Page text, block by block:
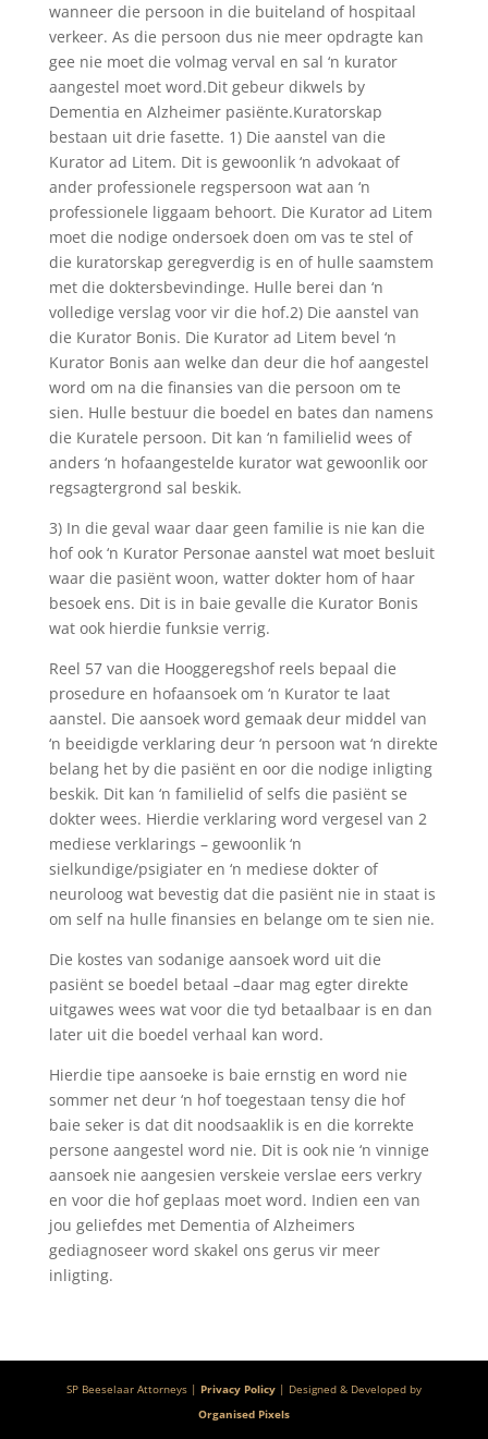
wanneer die persoon in die buiteland of hospitaal
verkeer. As die persoon dus nie meer opdragte kan
gee nie moet die volmag verval en sal ‘n kurator
aangestel moet word.Dit gebeur dikwels by
Dementia en Alzheimer pasiënte.Kuratorskap
bestaan uit drie fasette. 1) Die aanstel van die
Kurator ad Litem. Dit is gewoonlik ‘n advokaat of
ander professionele regspersoon wat aan ‘n
professionele liggaam behoort. Die Kurator ad Litem
moet die nodige ondersoek doen om vas te stel of
die kuratorskap geregverdig is en of hulle saamstem
met die doktersbevindinge. Hulle berei dan ‘n
volledige verslag voor vir die hof.2) Die aanstel van
die Kurator Bonis. Die Kurator ad Litem bevel ‘n
Kurator Bonis aan welke dan deur die hof aangestel
word om na die finansies van die persoon om te
sien. Hulle bestuur die boedel en bates dan namens
die Kuratele persoon. Dit kan ‘n familielid wees of
anders ‘n hofaangestelde kurator wat gewoonlik oor
regsagtergrond sal beskik.
3) In die geval waar daar geen familie is nie kan die
hof ook ‘n Kurator Personae aanstel wat moet besluit
waar die pasiënt woon, watter dokter hom of haar
besoek ens. Dit is in baie gevalle die Kurator Bonis
wat ook hierdie funksie verrig.
Reel 57 van die Hooggeregshof reels bepaal die
prosedure en hofaansoek om ‘n Kurator te laat
aanstel. Die aansoek word gemaak deur middel van
‘n beeidigde verklaring deur ‘n persoon wat ‘n direkte
belang het by die pasiënt en oor die nodige inligting
beskik. Dit kan ‘n familielid of selfs die pasiënt se
dokter wees. Hierdie verklaring word vergesel van 2
mediese verklarings – gewoonlik ‘n
sielkundige/psigiater en ‘n mediese dokter of
neuroloog wat bevestig dat die pasiënt nie in staat is
om self na hulle finansies en belange om te sien nie.
Die kostes van sodanige aansoek word uit die
pasiënt se boedel betaal –daar mag egter direkte
uitgawes wees wat voor die tyd betaalbaar is en dan
later uit die boedel verhaal kan word.
Hierdie tipe aansoeke is baie ernstig en word nie
sommer net deur ‘n hof toegestaan tensy die hof
baie seker is dat dit noodsaaklik is en die korrekte
persone aangestel word nie. Dit is ook nie ‘n vinnige
aansoek nie aangesien verskeie verslae eers verkry
en voor die hof geplaas moet word. Indien een van
jou geliefdes met Dementia of Alzheimers
gediagnoseer word skakel ons gerus vir meer
inligting.
SP Beeselaar Attorneys | Privacy Policy| Designed & Developed by
Organised Pixels